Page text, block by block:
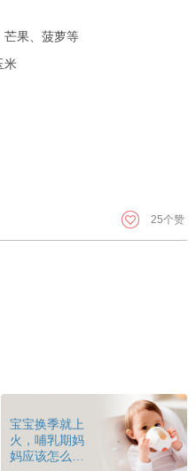
芒果、菠萝等
米
25个赞
宝宝换季就上
火，哺乳期妈
妈应该怎么